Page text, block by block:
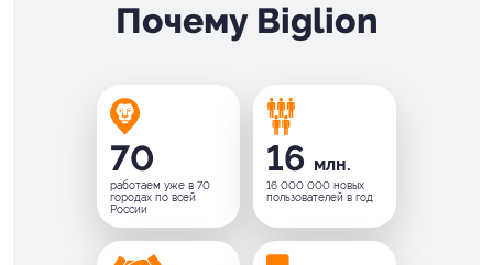
Почему Biglion
70
работаем уже в 70
городах по всей
России
16 млн.
16 000 000 новых
пользователей в год